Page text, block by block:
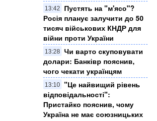
13:42
Пустять на "м'ясо"?
Росія планує залучити до 50
тисяч військових КНДР для
війни проти України
13:28 Чи варто скуповувати
долари: Банківр пояснив,
чого чекати українцям
13:10 "Це найвищий рівень
відповідальності":
Пристайко пояснив, чому
Україна не має союзницьких